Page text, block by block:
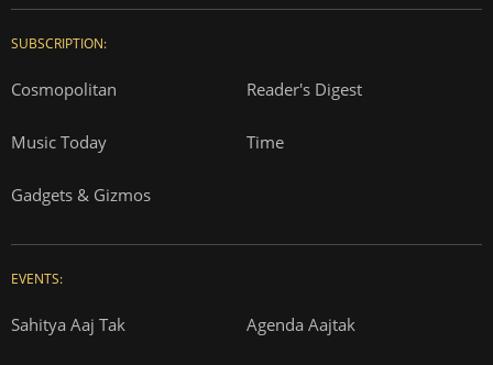
SUBSCRIPTION:
Cosmopolitan Reader's Digest
Music Today Time
Gadgets & Gizmos
EVENTS:
Sahitya Aaj Tak Agenda Aajtak